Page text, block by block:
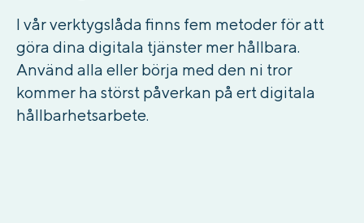
I vår verktygslåda finns fem metoder för att
göra dina digitala tjänster mer hållbara.
Använd alla eller börja med den ni tror
kommer ha störst påverkan på ert digitala
hållbarhetsarbete.